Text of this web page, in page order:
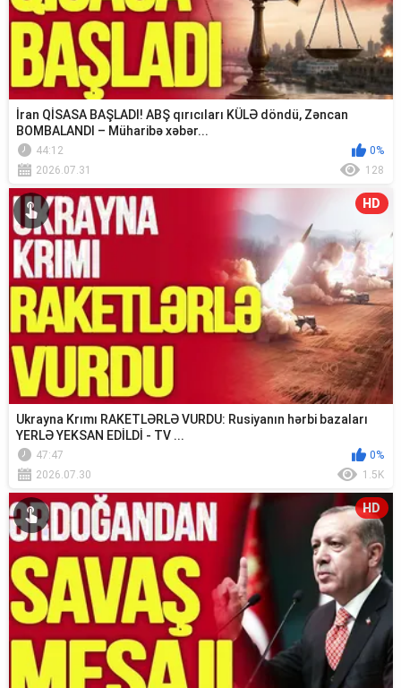
İran QİSASA BAŞLADI! ABŞ qırıcıları KÜLƏ döndü, Zəncan
BOMBALANDI – Müharibə xəbər...
44:12
0%
2026.07.31
128
HD
Ukrayna Krımı RAKETLƏRLƏ VURDU: Rusiyanın hərbi bazaları
YERLƏ YEKSAN EDİLDİ - TV ...
47:47
0%
2026.07.30
1.5K
HD